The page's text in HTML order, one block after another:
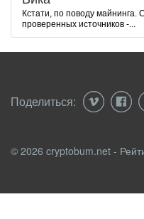
Кстати, по поводу
проверенных источников -...
Поделиться:
© 2026 cryptobum.net -